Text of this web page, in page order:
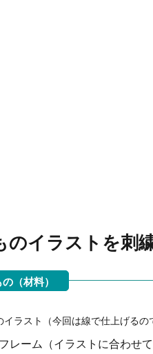
のイラストを刺
イラスト（今回は線で仕上げるの
レーム（イラストに合わせ